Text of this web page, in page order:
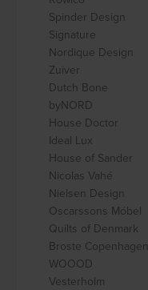
Spinder Design
Signature
Nordique Design
Zuiver
Dutch Bone
byNORD
House Doctor
Ideal Lux
House of Sander
Nicolas Vahé
Nielsen Design
Oscarssons Móbel
Quilts of Denmark
Broste Copenhagen
WOOOD
Vesterholm